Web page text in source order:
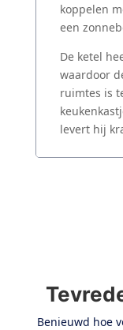
koppelen
een
De ketel
waardoor
ruimtes is
levert hij
Benieuwd hoe